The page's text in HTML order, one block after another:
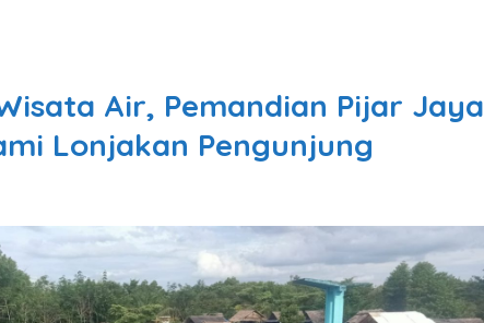
Air, Pemandian Pijar Jaya
Lonjakan Pengunjung